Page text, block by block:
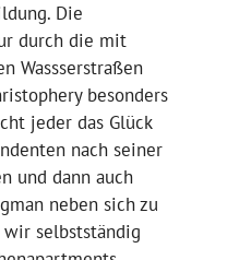
Die
durch die mit
Wassserstraßen
besonders
jeder das Glück
nach seiner
und dann auch
neben sich zu
wir selbstständig